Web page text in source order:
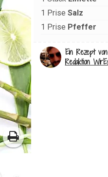
1 Prise Salz
1 Prise Pfeffer
Ein Rezept
Redaktion